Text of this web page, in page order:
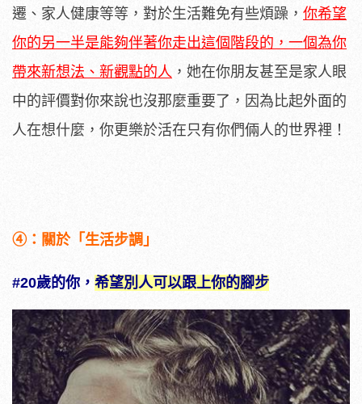
遷、家人健康等等，對於生活難免有些煩躁， 你希望
你的另一半是能夠伴著你走出這個階段的，一個為你
帶來新想法、新觀點的人 ，她在你朋友甚至是家人眼
中的評價對你來說也沒那麼重要了，因為比起外面的
人在想什麼，你更樂於活在只有你們倆人的世界裡！
④：關於「生活步調」
#20歲的你， 希望別人可以跟上你的腳步